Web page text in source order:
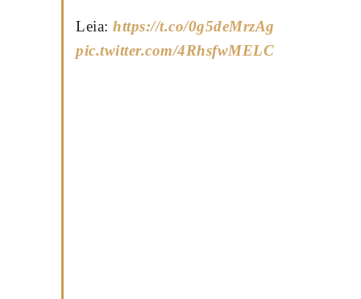
Leia: https://t.co/0g5deMrzAg
pic.twitter.com/4RhsfwMELC